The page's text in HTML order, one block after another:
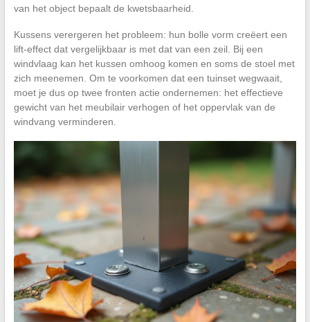
van het object bepaalt de kwetsbaarheid.
Kussens verergeren het probleem: hun bolle vorm creëert een
lift-effect dat vergelijkbaar is met dat van een zeil. Bij een
windvlaag kan het kussen omhoog komen en soms de stoel met
zich meenemen. Om te voorkomen dat een tuinset wegwaait,
moet je dus op twee fronten actie ondernemen: het effectieve
gewicht van het meubilair verhogen of het oppervlak van de
windvang verminderen.